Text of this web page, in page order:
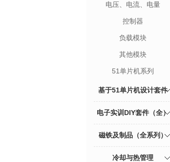
电压、电流、电量
控制器
负载模块
其他模块
51单片机系列
基于51单片机设计套件
电子实训DIY套件（全）
磁铁及制品（全系列）
冷却与热管理